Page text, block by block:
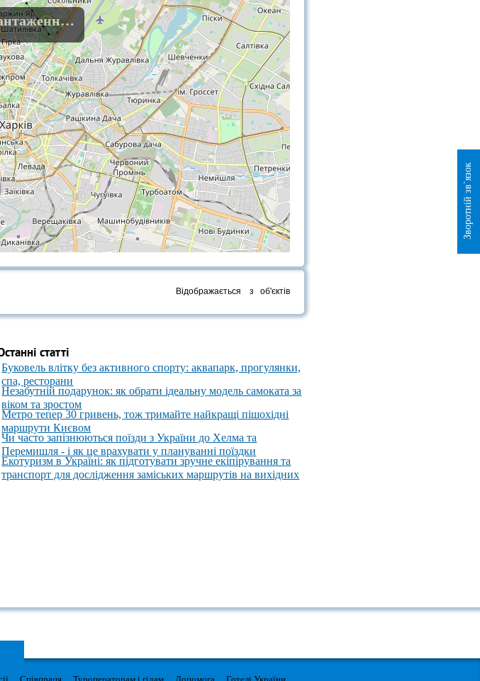
Завантаження......
Відображається з об'єктів
статті
Буковель влітку без активного спорту: аквапарк, прогулянки,
спа, ресторани
Незабутній подарунок: як обрати ідеальну модель самоката за
віком та зростом
Метро тепер 30 гривень, тож тримайте найкращі пішохідні
маршрути Києвом
Чи часто запізнюються поїзди з України до Хелма та
Перемишля - і як це врахувати у плануванні поїздки
Екотуризм в Україні: як підготувати зручне екіпірування та
транспорт для дослідження заміських маршрутів на вихідних
Зворотній зв`язок